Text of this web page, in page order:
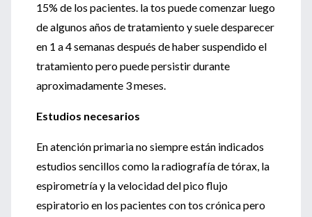
15% de los pacientes. la tos puede comenzar luego
de algunos años de tratamiento y suele desparecer
en 1 a 4 semanas después de haber suspendido el
tratamiento pero puede persistir durante
aproximadamente 3 meses.
Estudios necesarios
En atención primaria no siempre están indicados
estudios sencillos como la radiografía de tórax, la
espirometría y la velocidad del pico flujo
espiratorio en los pacientes con tos crónica pero